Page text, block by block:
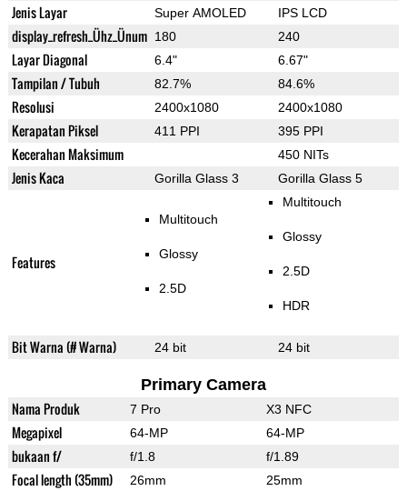
Jenis Layar Super AMOLED IPS LCD
display_refresh_Ühz_Ünum 180 240
Layar Diagonal 6.4" 6.67"
Tampilan / Tubuh 82.7% 84.6%
Resolusi 2400x1080 2400x1080
Kerapatan Piksel 411 PPI 395 PPI
Kecerahan Maksimum 450 NITs
Jenis Kaca Gorilla Glass 3 Gorilla Glass 5
Features
Multitouch
Glossy
2.5D
Multitouch
Glossy
2.5D
HDR
Bit Warna (# Warna) 24 bit 24 bit
Primary Camera
Nama Produk 7 Pro X3 NFC
Megapixel 64-MP 64-MP
bukaan f/ f/1.8 f/1.89
Focal length (35mm) 26mm 25mm